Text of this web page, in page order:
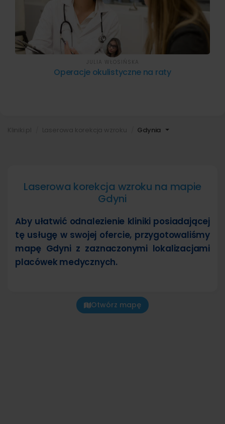
Gdynia
Operacje okulistyczne na raty
JULIA WŁOSIŃSKA
Laserowa korekcja wzroku na mapie
Gdyni
Aby ułatwić odnalezienie kliniki posiadającej
tę usługę w swojej ofercie, przygotowaliśmy
mapę Gdyni z zaznaczonymi lokalizacjami
placówek medycznych.
Otwórz mapę